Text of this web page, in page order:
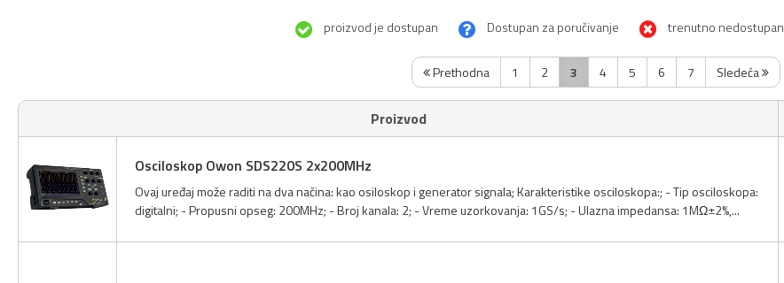
proizvod je dostupan Dostupan za poručivanje trenutno nedostupan
Prethodna 1 2 3 4 5 6 7 Sledeća
Proizvod
Osciloskop Owon SDS220S 2x200MHz
Ovaj uređaj može raditi na dva načina: kao osiloskop i generator signala; Karakteristike osciloskopa:; - Tip osciloskopa:
digitalni; - Propusni opseg: 200MHz; - Broj kanala: 2; - Vreme uzorkovanja: 1GS/s; - Ulazna impedansa: 1MΩ±2%,...